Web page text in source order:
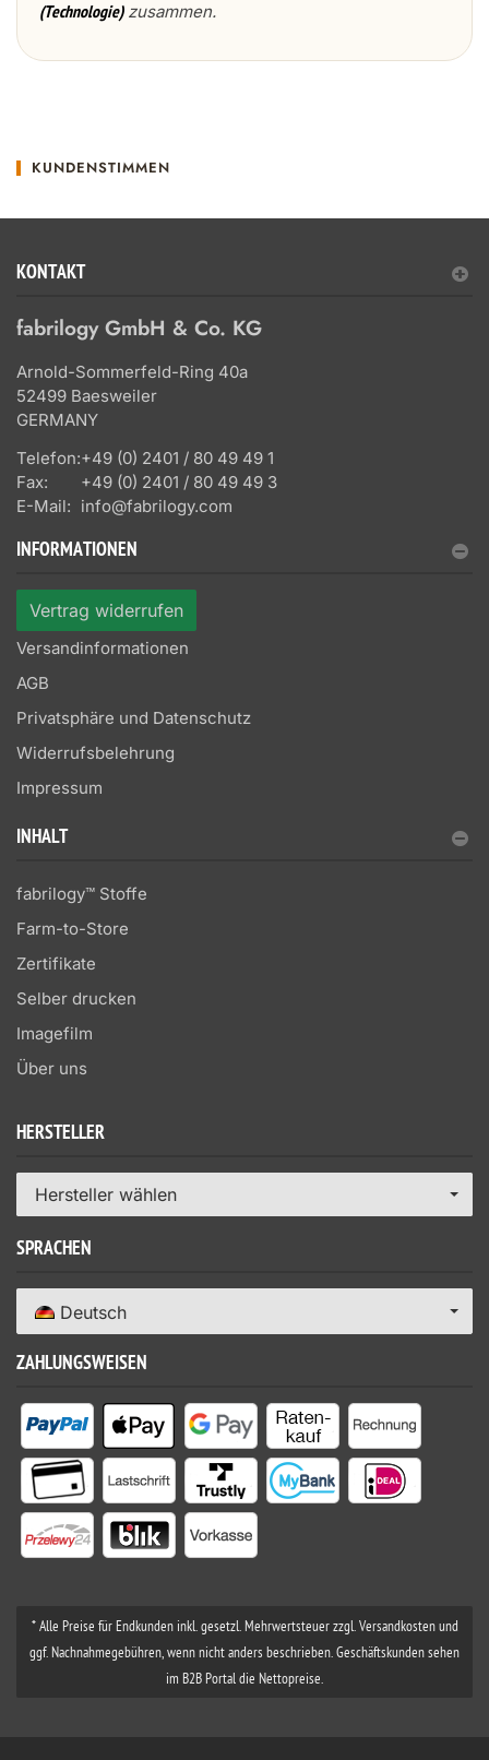
(Technologie)zusammen.
KUNDENSTIMMEN
KONTAKT
fabrilogy GmbH & Co. KG
Arnold-Sommerfeld-Ring 40a
52499 Baesweiler
GERMANY
Telefon:+49 (0) 2401 / 80 49 49 1
Fax:
+49 (0) 2401 / 80 49 49 3
E-Mail: info@fabrilogy.com
INFORMATIONEN
Vertrag widerrufen
Versandinformationen
AGB
Privatsphäre und Datenschutz
Widerrufsbelehrung
Impressum
INHALT
fabrilogy™ Stoffe
Farm-to-Store
Zertifikate
Selber drucken
Imagefilm
Über uns
HERSTELLER
Hersteller wählen
SPRACHEN
Deutsch
ZAHLUNGSWEISEN
* Alle Preise für Endkunden inkl. gesetzl. Mehrwertsteuer zzgl. Versandkosten und
ggf. Nachnahmegebühren, wenn nicht anders beschrieben. Geschäftskunden sehen
im B2B Portal die Nettopreise.